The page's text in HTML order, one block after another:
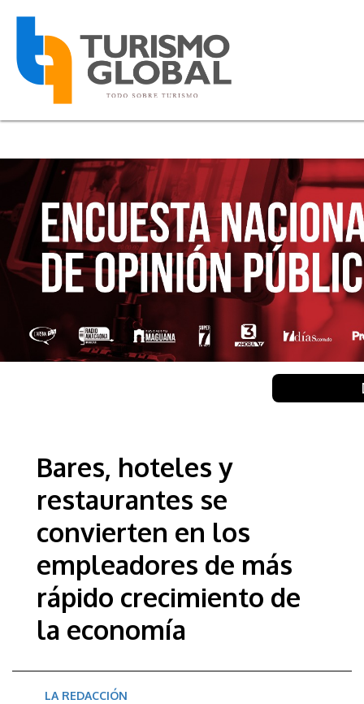
Bares, hoteles y
restaurantes se
convierten en los
empleadores de más
rápido crecimiento de
la economía
LA REDACCIÓN